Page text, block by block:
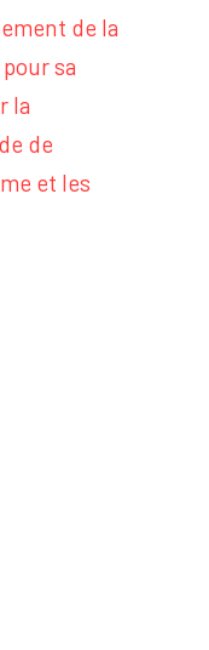
de la
sa
la
de
et les